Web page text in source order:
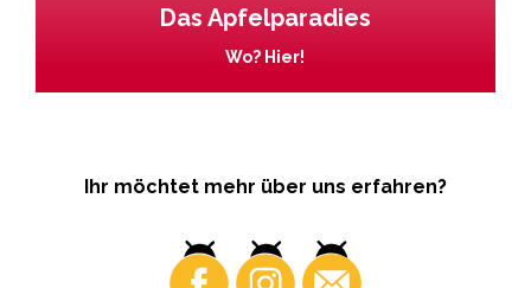
Das Apfelparadies
Wo? Hier!
Ihr möchtet mehr über uns erfahren?